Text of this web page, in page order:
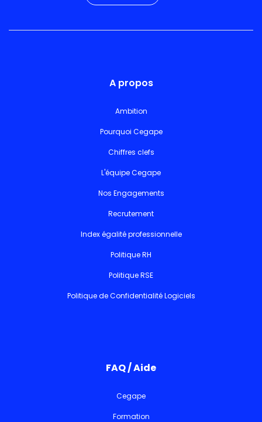
A propos
Ambition
Pourquoi Cegape
Chiffres clefs
L'équipe Cegape
Nos Engagements
Recrutement
Index égalité professionnelle
Politique RH
Politique RSE
Politique de Confidentialité Logiciels
FAQ / Aide
Cegape
Formation